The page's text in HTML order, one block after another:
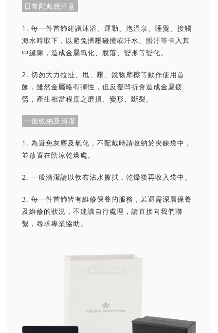
日常配戴應注意
1. 每一件首飾建議沐浴、運動、泡溫泉、睡覺、接觸
海水時取下，以避免擠壓碰撞或汗水、髒汙等卡入其
中縫隙，造成金屬氧化、脫落、變形等變化。
2. 切勿大力拉扯、甩、壓、銳物摩擦等動作使用首
飾，雖然金屬略有彈性，但反覆凹折會造成金屬疲
勞，產生相當程度之磨損、變形、斷裂。
一般收納及清潔
1. 為避免灰塵及氧化，不配戴時請收納於夾鍊袋中，
並放置在陰涼乾燥處。
2. 一般清潔請以軟布沾水擦拭，乾燥後再收入袋中。
3. 每一件首飾皆有維修保養的服務，若遇需深層保養
及維修的狀況，不建議自行處理，請直接向我們聯
繫，尋求專業協助。